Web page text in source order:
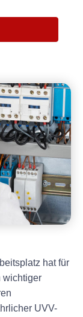
hat für
wichtiger
UVV-